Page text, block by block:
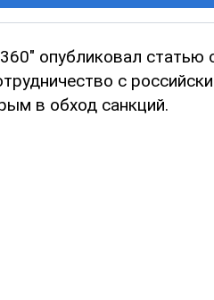
опубликовал статью
с
в обход санкций.